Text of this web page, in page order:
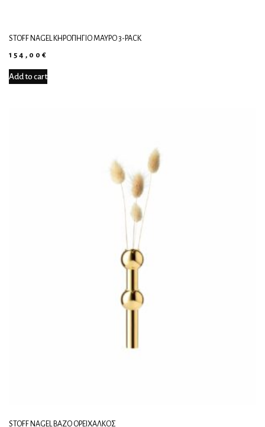
STOFF NAGEL ΚΗΡΟΠΉΓΙΟ ΜΑΎΡΟ 3-PACK
154,00€
Add to cart
STOFF NAGEL ΒΆΖΟ ΟΡΕΊΧΑΛΚΟΣ